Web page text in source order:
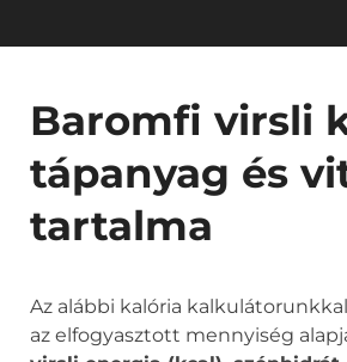
Baromfi virsli
tápanyag és
tartalma
Az alábbi kalória
az elfogyasztott mennyiség